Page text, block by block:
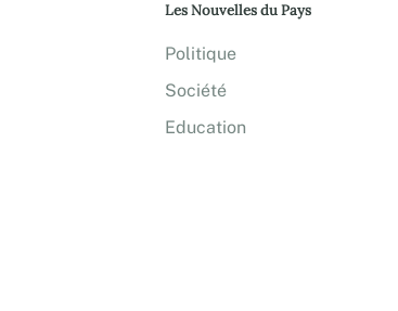
Les Nouvelles du Pays
Politique
Société
Education